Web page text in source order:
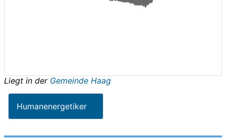
Liegt in der Gemeinde Haag
Humanenergetiker